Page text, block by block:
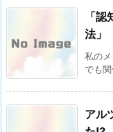
「
法」
私の
でも
アル